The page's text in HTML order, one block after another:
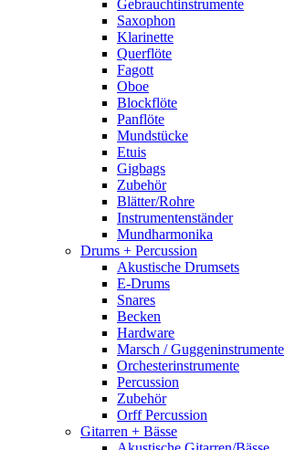
Gebrauchtinstrumente
Saxophon
Klarinette
Querflöte
Fagott
Oboe
Blockflöte
Panflöte
Mundstücke
Etuis
Gigbags
Zubehör
Blätter/Rohre
Instrumentenständer
Mundharmonika
Drums + Percussion
Akustische Drumsets
E-Drums
Snares
Becken
Hardware
Marsch / Guggeninstrumente
Orchesterinstrumente
Percussion
Zubehör
Orff Percussion
Gitarren + Bässe